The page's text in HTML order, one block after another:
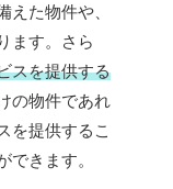
えた物件や、
ます。さら
スを提供する
の物件であれ
を提供するこ
できます。